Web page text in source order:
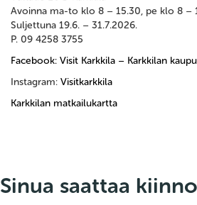
Avoinna ma-to klo 8 – 15.30, pe klo 8 –
Suljettuna 19.6. – 31.7.2026.
P. 09 4258 3755
Facebook: Visit Karkkila – Karkkilan
Instagram: Visitkarkkila
Karkkilan matkailukartta
Sinua saattaa